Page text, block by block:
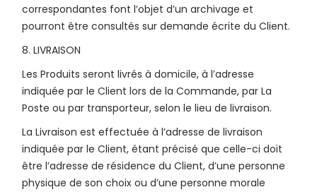
correspondantes font l’objet d’un archivage et
pourront être consultés sur demande écrite du Client.
8. LIVRAISON
Les Produits seront livrés à domicile, à l’adresse
indiquée par le Client lors de la Commande, par La
Poste ou par transporteur, selon le lieu de livraison.
La Livraison est effectuée à l’adresse de livraison
indiquée par le Client, étant précisé que celle-ci doit
être l’adresse de résidence du Client, d’une personne
physique de son choix ou d’une personne morale